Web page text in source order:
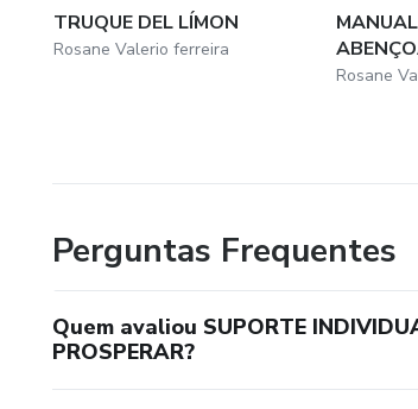
TRUQUE DEL LÍMON
Rosane Valerio ferreira
Rosane
Perguntas Frequentes
Quem avaliou SUPORTE
PROSPERAR?